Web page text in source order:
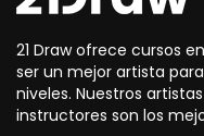
21 Draw ofrece cursos
ser un mejor artista
niveles. Nuestros
instructores son los